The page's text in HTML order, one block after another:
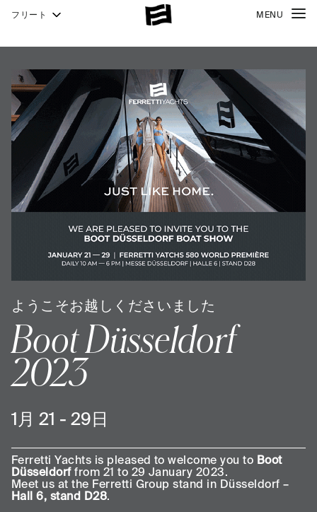
フリート MENU
940 NEW
1000
1000
ようこそお越しくださいました
Boot Düsseldorf
2023
1月 21 - 29日
Ferretti Yachts is pleased to welcome you to Boot
Düsseldorffrom 21 to 29 January 2023.
Meet us at the Ferretti Group stand in Düsseldorf –
Hall 6, stand D28.